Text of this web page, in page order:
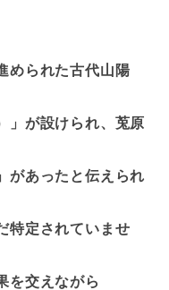
められた古代山陽
」が設けられ、莵原
があったと伝えられ
特定されていませ
を交えながら